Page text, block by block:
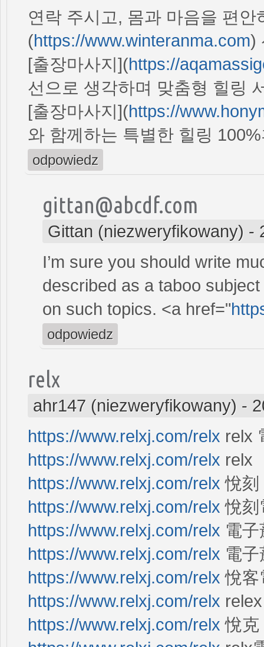
연락 주시고, 몸과 마음을 편
(https://www.winteranma.com)
[출장마사지](https://
선으로 생각하며 맞춤형 힐링
[출장마사지](https://
와 함께하는 특별한 힐링
odpowiedz
gittan@abcdf.com
Gittan (niezweryfikowany) -
I’m sure you should write
described as a taboo
on such topics. <a href="
odpowiedz
relx
ahr147 (niezweryfikowany) -
https://www.relxj.com/relx relx
https://www.relxj.com/relx relx
https://www.relxj.com/relx 悅刻
https://www.relxj.com/relx 悅刻
https://www.relxj.com/relx 電
https://www.relxj.com/relx 電
https://www.relxj.com/relx 悅客
https://www.relxj.com/relx relex
https://www.relxj.com/relx 悅克